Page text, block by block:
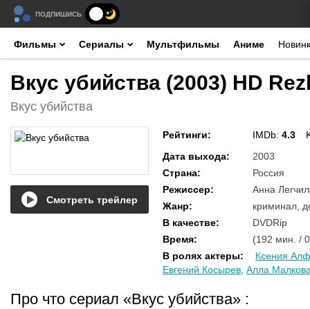
ПОДПИШИСЬ
Фильмы Сериалы Мультфильмы Аниме
Вкус убийства (2003) HD
Вкус убийства
Смотреть трейлер
Рейтинги: IMDb: 4.3
Дата выхода:
2003
Страна:
Россия
Режиссер:
Анна
Жанр:
криминал,
В качестве:
DVDRip
Время:
(192 мин. /
В ролях актеры:
Ксения
Евгений Косырев Алла
Про что сериал «Вкус убийства» :